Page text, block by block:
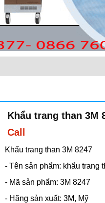
Khẩu trang than 3M
Call
Khẩu trang than 3M 8247
- Tên sản phẩm: khẩu trang
- Mã sản phẩm: 3M 8247
- Hãng sản xuất: 3M, Mỹ